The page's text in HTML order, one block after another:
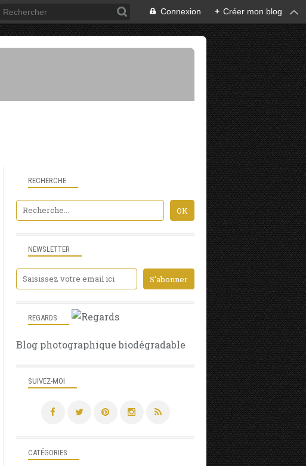
Connexion + Créer mon blog
LIMOUSIN
RILHAC RANCON
CANONEOSR
NEWSLETTER
SUIVEZ-MOI
RECHERCHE
REGARDS
Blog photographique biodégradable
CATÉGORIES